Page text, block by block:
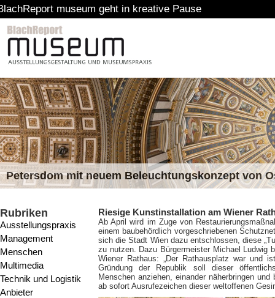
geht in kreative Pause
Petersdom mit neuem Beleuchtungskonzept von
Rubriken
Ausstellungspraxis
Management
Menschen
Multimedia
Technik und Logistik
Anbieter
Riesige Kunstinstallation am Wiener
Ab April wird im Zuge von
einem baubehördlich vorgeschriebenen
sich die Stadt Wien dazu entschlossen, diese
zu nutzen. Dazu Bürgermeister Michael Ludwig
Wiener Rathaus: „Der Rathausplatz war und
Gründung der Republik soll dieser
Menschen anziehen, einander näherbringen
ab sofort Ausrufezeichen dieser weltoffenen